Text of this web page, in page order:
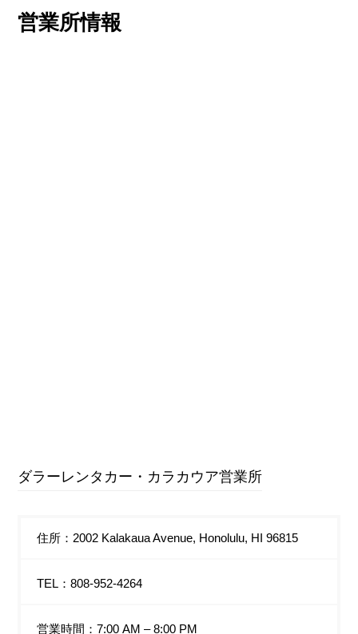
営業所情報
ダラーレンタカー・カラカウア営業所
住所：2002 Kalakaua Avenue, Honolulu, HI 96815
TEL：808-952-4264
営業時間：7:00 AM – 8:00 PM